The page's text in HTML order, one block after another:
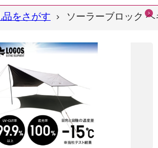
品をさがす ソーラーブロック